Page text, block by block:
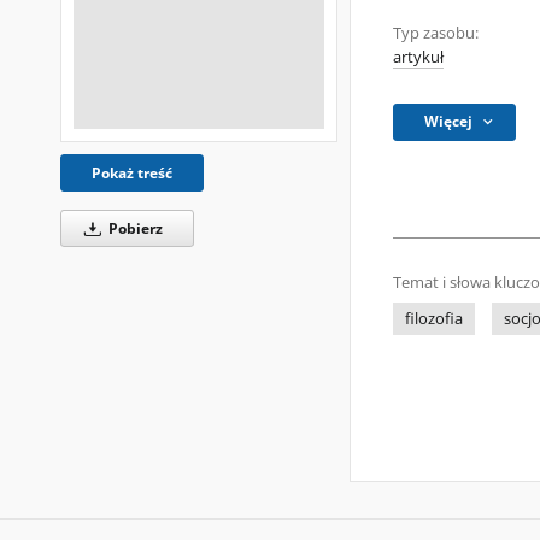
Pokaż treść
Pobierz
Typ zasobu:
artykuł
Więcej
Temat i słowa
filozofia